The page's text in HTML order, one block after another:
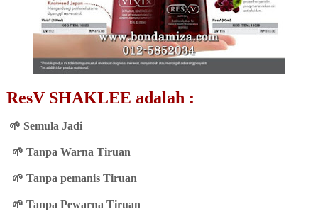
ResV SHAKLEE adalah :
🌱 Semula Jadi
🌱 Tanpa Warna Tiruan
🌱 Tanpa pemanis Tiruan
🌱 Tanpa Pewarna Tiruan